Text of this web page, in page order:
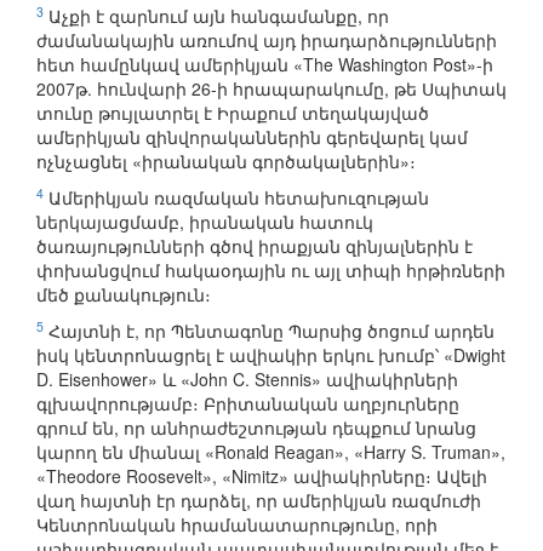
3 Աչքի է զարնում այն հանգամանքը, որ
ժամանակային առումով այդ իրադարձությունների
հետ համընկավ ամերիկյան «The Washington Post»-ի
2007թ. հունվարի 26-ի հրապարակումը, թե Սպիտակ
տունը թույլատրել է Իրաքում տեղակայված
ամերիկյան զինվորականներին գերեվարել կամ
ոչնչացնել «իրանական գործակալներին»։
4 Ամերիկյան ռազմական հետախուզության
ներկայացմամբ, իրանական հատուկ
ծառայությունների գծով իրաքյան զինյալներին է
փոխանցվում հակաօդային ու այլ տիպի հրթիռների
մեծ քանակություն։
5 Հայտնի է, որ Պենտագոնը Պարսից ծոցում արդեն
իսկ կենտրոնացրել է ավիակիր երկու խումբ՝ «Dwight
D. Eisenhower» և «John C. Stennis» ավիակիրների
գլխավորությամբ։ Բրիտանական աղբյուրները
գրում են, որ անհրաժեշտության դեպքում նրանց
կարող են միանալ «Ronald Reagan», «Harry S. Truman»,
«Theodore Roosevelt», «Nimitz» ավիակիրները։ Ավելի
վաղ հայտնի էր դարձել, որ ամերիկյան ռազմուժի
Կենտրոնական հրամանատարությունը, որի